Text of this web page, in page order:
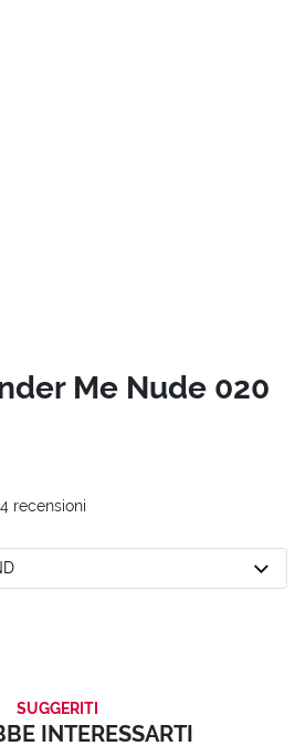
Me Nude 020
recensioni
SUGGERITI
INTERESSARTI